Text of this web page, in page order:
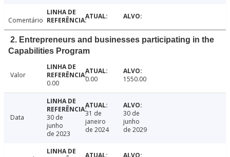
Comentário
2. Entrepreneurs and businesses participating in the
Capabilities Program
Valor
0.00
0.00 1550.00
Data
30 de
junho
de 2023
31 de
janeiro
de 2024
30 de
junho
de 2029